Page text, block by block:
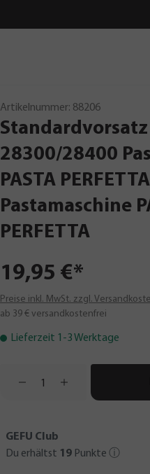
Artikelnummer: 88206
Standardvorsatz
28300/28400
PASTA PERFETTA
Pastamaschine
PERFETTA
19,95 €*
Preise inkl. MwSt. zzgl.
ab 39 € versandkostenfrei
Lieferzeit 1-3 Werktage
GEFU Club
Du erhältst 19 Punkte ⓘ